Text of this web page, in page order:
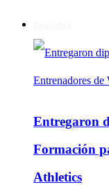
Entregaron
Formación
Athletics